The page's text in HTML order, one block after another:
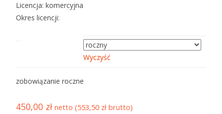
Licencja: komercyjna
Okres licencji:
Wyczyść
zobowiązanie roczne
450,00 zł netto (553,50 zł brutto)